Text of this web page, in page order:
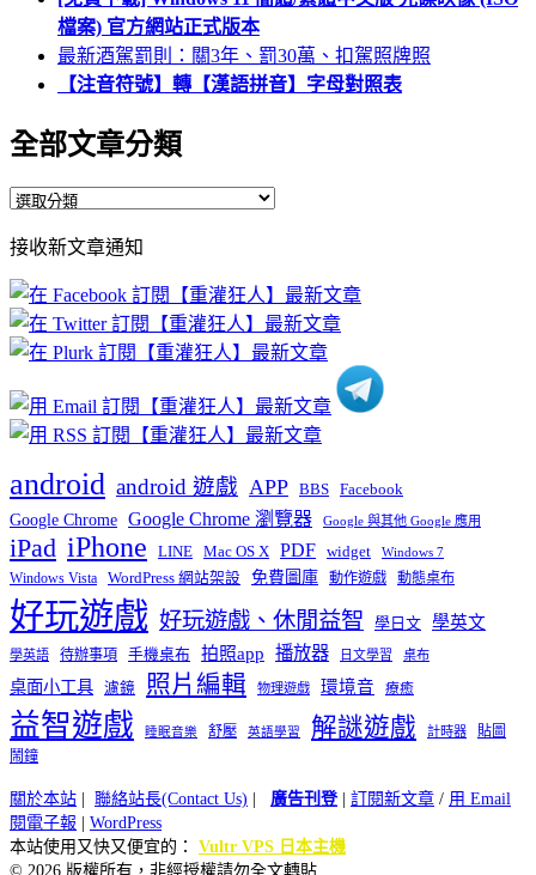
檔案) 官方網站正式版本
最新酒駕罰則：關3年、罰30萬、扣駕照牌照
【注音符號】轉【漢語拼音】字母對照表
全部文章分類
全
文
章
分
類
接收新文章通知
android android 遊戲 APP BBS Facebook
Google Chrome Google Chrome 瀏覽器 Google 與其他 Google 應用
iPad iPhone LINE Mac OS X PDF widget Windows 7
Windows Vista WordPress 網站架設 免費圖庫 動作遊戲 動態桌布
好玩遊戲 好玩遊戲、休閒益智 學日文 學英文
學英語 待辦事項 手機桌布 拍照app 播放器 日文學習 桌布
桌面小工具 濾鏡 照片編輯 物理遊戲 環境音 療癒
益智遊戲 睡眠音樂 舒壓 英語學習 解謎遊戲 計時器
貼圖
鬧鐘
關於本站 | 聯絡站長(Contact Us) | 廣告刊登| 訂閱新文章 / 用 Email
閱電子報 | WordPress
本站使用又快又便宜的： Vultr VPS 日本主機
© 2026 版權所有，非經授權請勿全文轉貼